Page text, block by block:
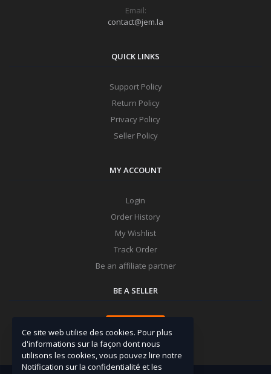
Email:
contact@jem.la
QUICK LINKS
Support Policy
Return Policy
Privacy Policy
Seller Policy
MY ACCOUNT
Login
Order History
My Wishlist
Track Order
Be an affiliate partner
BE A SELLER
Ce site web utilise des cookies. Pour plus
d'informations sur la façon dont nous
utilisons les cookies, vous pouvez lire notre
Notification sur la confidentialité et les